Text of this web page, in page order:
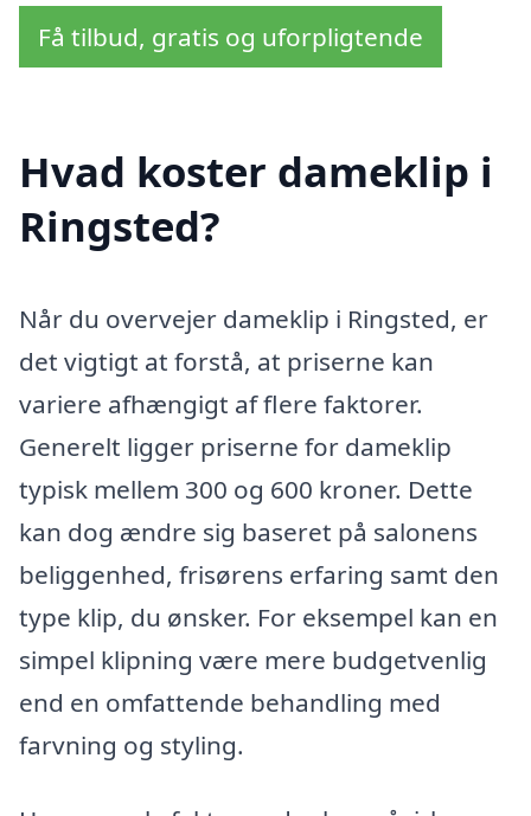
Få tilbud, gratis og uforpligtende
Hvad koster dameklip i
Ringsted?
Når du overvejer dameklip i Ringsted, er
det vigtigt at forstå, at priserne kan
variere afhængigt af flere faktorer.
Generelt ligger priserne for dameklip
typisk mellem 300 og 600 kroner. Dette
kan dog ændre sig baseret på salonens
beliggenhed, frisørens erfaring samt den
type klip, du ønsker. For eksempel kan en
simpel klipning være mere budgetvenlig
end en omfattende behandling med
farvning og styling.